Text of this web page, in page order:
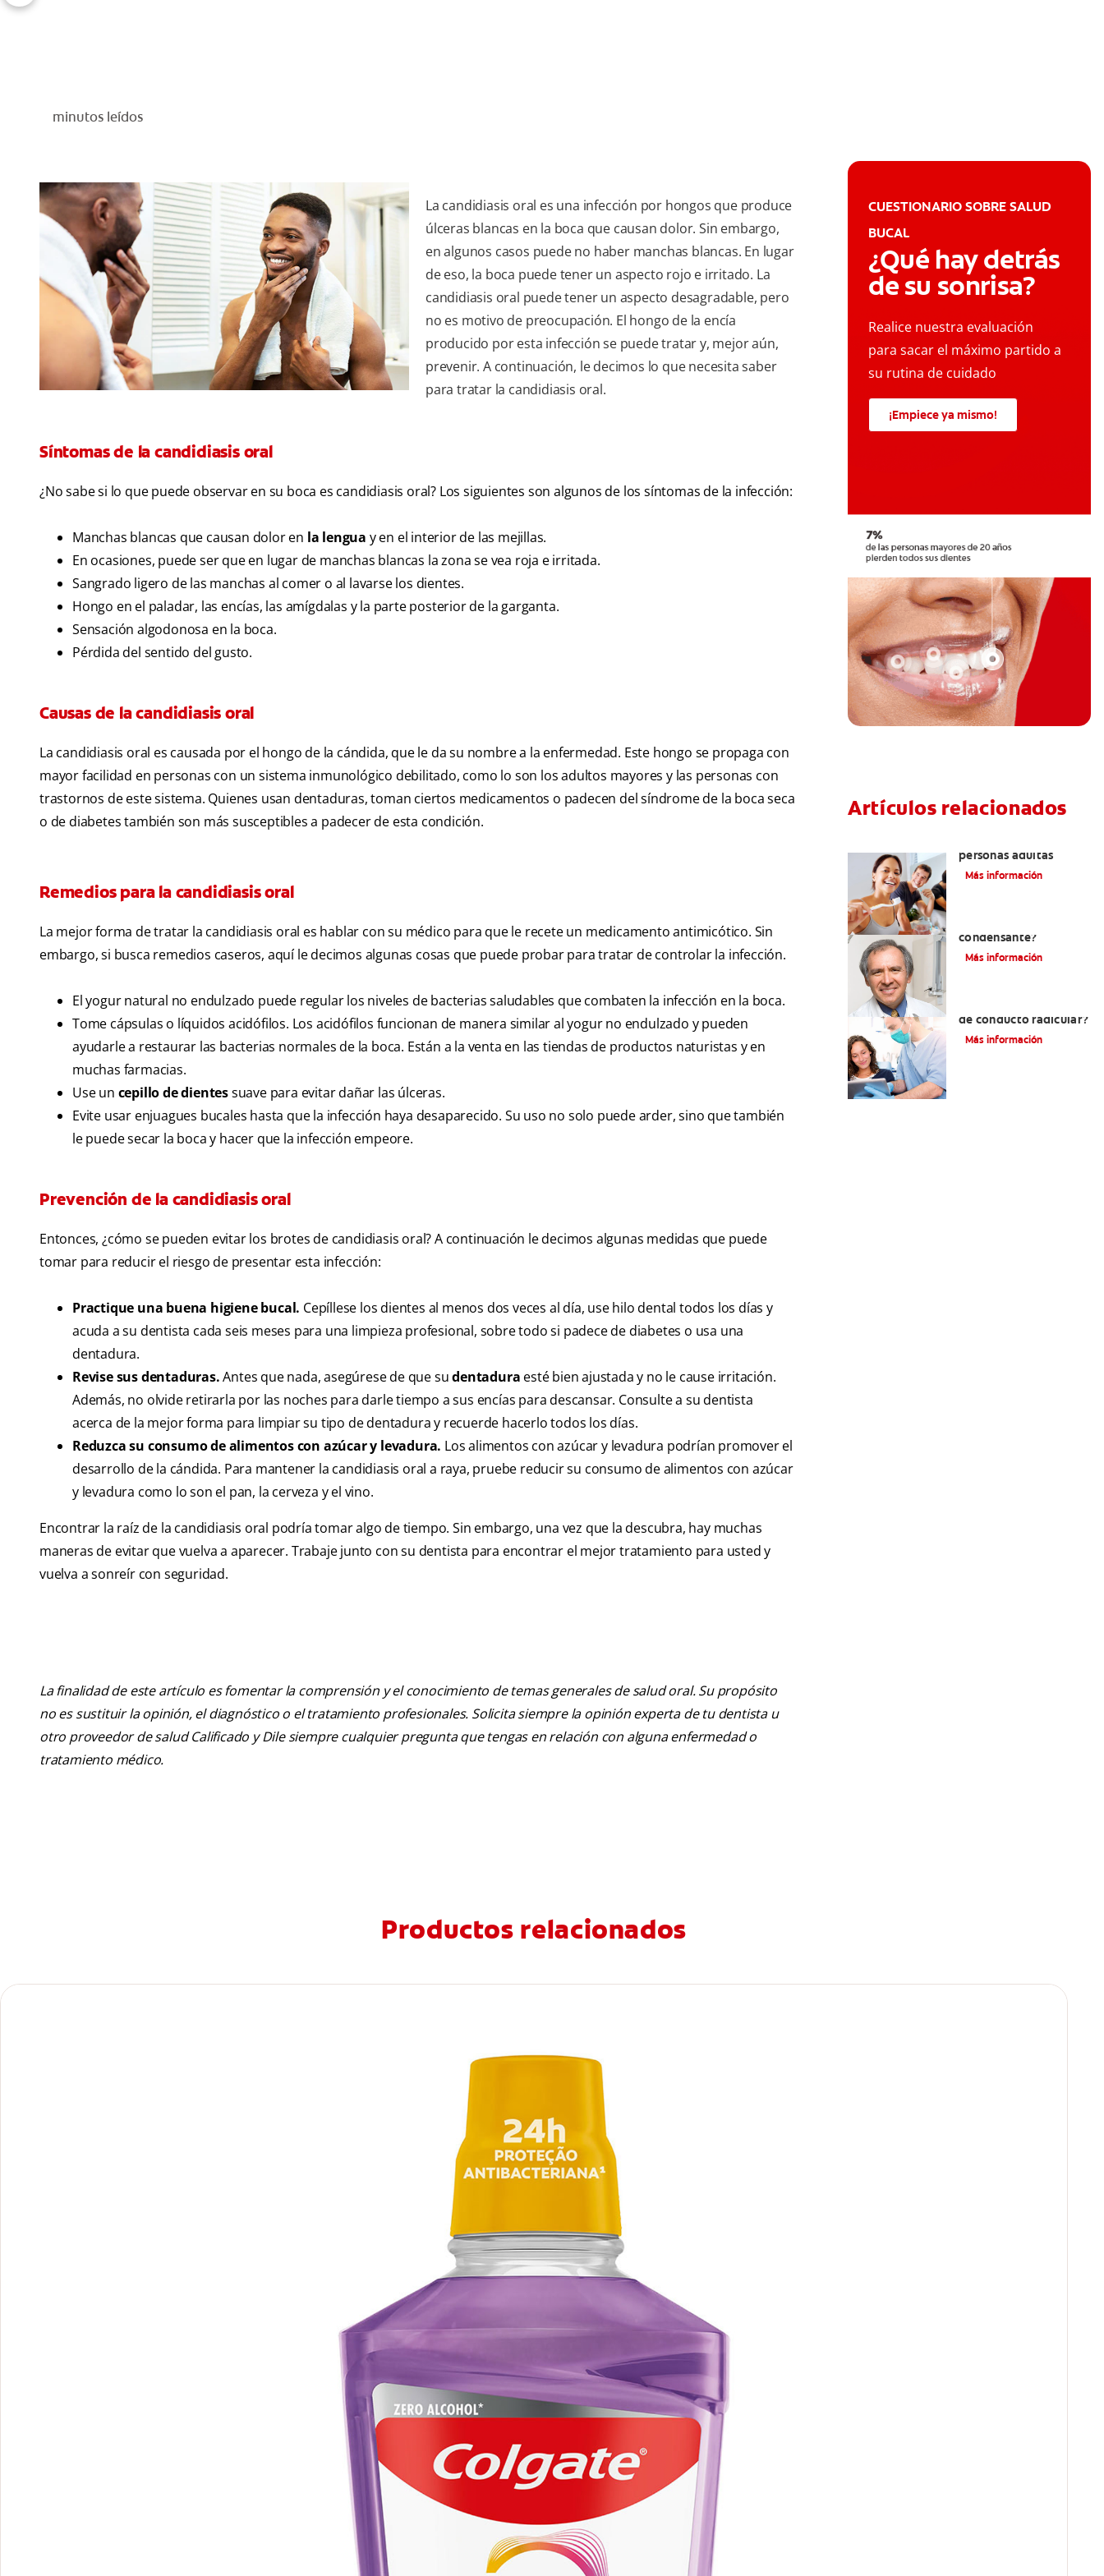
minutos leídos
La candidiasis oral es una infección por hongos que produce
úlceras blancas en la boca que causan dolor. Sin embargo,
en algunos casos puede no haber manchas blancas. En lugar
de eso, la boca puede tener un aspecto rojo e irritado. La
candidiasis oral puede tener un aspecto desagradable, pero
no es motivo de preocupación. El hongo de la encía
producido por esta infección se puede tratar y, mejor aún,
prevenir. A continuación, le decimos lo que necesita saber
para tratar la candidiasis oral.
Síntomas de la candidiasis oral
¿No sabe si lo que puede observar en su boca es candidiasis oral? Los siguientes son algunos de los síntomas de la infección:
Manchas blancas que causan dolor en la lengua y en el interior de las mejillas.
En ocasiones, puede ser que en lugar de manchas blancas la zona se vea roja e irritada.
Sangrado ligero de las manchas al comer o al lavarse los dientes.
Hongo en el paladar, las encías, las amígdalas y la parte posterior de la garganta.
Sensación algodonosa en la boca.
Pérdida del sentido del gusto.
Causas de la candidiasis oral
La candidiasis oral es causada por el hongo de la cándida, que le da su nombre a la enfermedad. Este hongo se propaga con
mayor facilidad en personas con un sistema inmunológico debilitado, como lo son los adultos mayores y las personas con
trastornos de este sistema. Quienes usan dentaduras, toman ciertos medicamentos o padecen del síndrome de la boca seca
o de diabetes también son más susceptibles a padecer de esta condición.
Remedios para la candidiasis oral
La mejor forma de tratar la candidiasis oral es hablar con su médico para que le recete un medicamento antimicótico. Sin
embargo, si busca remedios caseros, aquí le decimos algunas cosas que puede probar para tratar de controlar la infección.
El yogur natural no endulzado puede regular los niveles de bacterias saludables que combaten la infección en la boca.
Tome cápsulas o líquidos acidófilos. Los acidófilos funcionan de manera similar al yogur no endulzado y pueden
ayudarle a restaurar las bacterias normales de la boca. Están a la venta en las tiendas de productos naturistas y en
muchas farmacias.
Use un cepillo de dientessuave para evitar dañar las úlceras.
Evite usar enjuagues bucales hasta que la infección haya desaparecido. Su uso no solo puede arder, sino que también
le puede secar la boca y hacer que la infección empeore.
Prevención de la candidiasis oral
Entonces, ¿cómo se pueden evitar los brotes de candidiasis oral? A continuación le decimos algunas medidas que puede
tomar para reducir el riesgo de presentar esta infección:
Practique una buena higiene bucal. Cepíllese los dientes al menos dos veces al día, use hilo dental todos los días y
acuda a su dentista cada seis meses para una limpieza profesional, sobre todo si padece de diabetes o usa una
dentadura.
Revise sus dentaduras.Antes que nada, asegúrese de que sudentadura esté bien ajustada y no le cause irritación.
Además, no olvide retirarla por las noches para darle tiempo a sus encías para descansar. Consulte a su dentista
acerca de la mejor forma para limpiar su tipo de dentadura y recuerde hacerlo todos los días.
Reduzca su consumo de alimentos con azúcar y levadura. Los alimentos con azúcar y levadura podrían promover el
desarrollo de la cándida. Para mantener la candidiasis oral a raya, pruebe reducir su consumo de alimentos con azúcar
y levadura como lo son el pan, la cerveza y el vino.
Encontrar la raíz de la candidiasis oral podría tomar algo de tiempo. Sin embargo, una vez que la descubra, hay muchas
maneras de evitar que vuelva a aparecer. Trabaje junto con su dentista para encontrar el mejor tratamiento para usted y
vuelva a sonreír con seguridad.
La finalidad de este artículo es fomentar la comprensión y el conocimiento de temas generales de salud oral. Su propósito
no es sustituir la opinión, el diagnóstico o el tratamiento profesionales. Solicita siempre la opinión experta de tu dentista u
otro proveedor de salud Calificado y Dile siempre cualquier pregunta que tengas en relación con alguna enfermedad o
tratamiento médico.
CUESTIONARIO SOBRE SALUD
BUCAL
¿Qué hay detrás
de su sonrisa?
Realice nuestra evaluación
para sacar el máximo partido a
su rutina de cuidado
¡Empiece ya mismo!
Artículos relacionados
personas adultas
Más información
condensante?
Más información
de conducto radicular?
Más información
Productos relacionados